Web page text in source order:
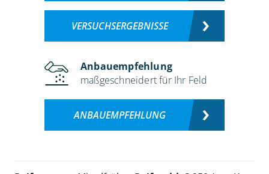
VERSUCHSERGEBNISSE
Anbauempfehlung
maßgeschneidert für Ihr Feld
ANBAUEMPFEHLUNG